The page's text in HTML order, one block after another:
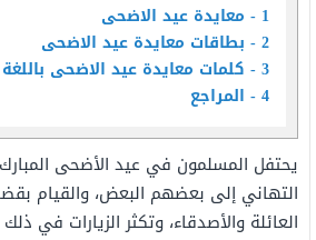
1
معايدة عيد الاضحى
2 بطاقات معايدة عيد الاضحى
3 كلمات معايدة عيد الاضحى باللغة
4 المراجع
يحتفل المسلمون في عيد الأضحى
التهاني إلى بعضهم البعض، والقيام
العائلة والأصدقاء، وتكثر الزيارات في